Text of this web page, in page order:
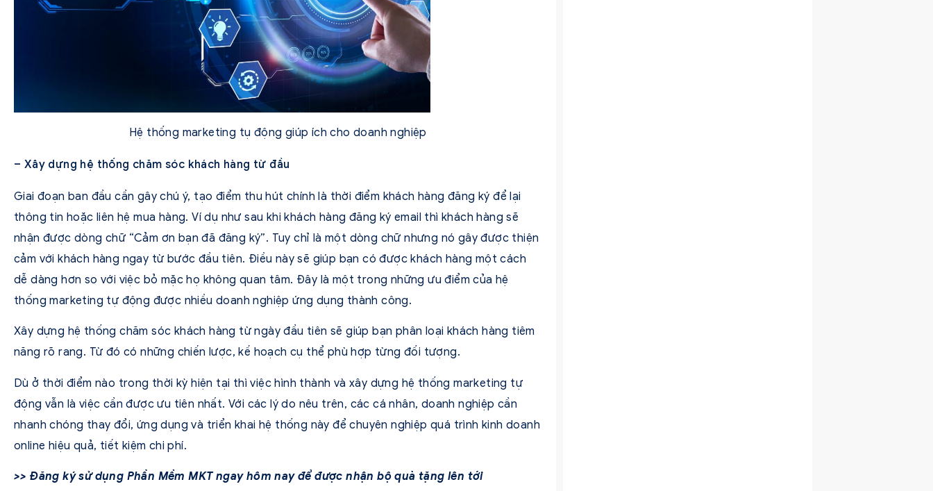
Hệ thống marketing tụ động giúp ích cho doanh nghiệp
– Xây dựng hệ thống chăm sóc khách hàng từ đầu
Giai đoạn ban đầu cần gây chú ý, tạo điểm thu hút chính là thời điểm khách hàng đăng ký để lại
thông tin hoặc liên hệ mua hàng. Ví dụ như sau khi khách hàng đăng ký email thì khách hàng sẽ
nhận được dòng chữ “Cảm ơn bạn đã đăng ký”. Tuy chỉ là một dòng chữ nhưng nó gây được thiện
cảm với khách hàng ngay từ bước đầu tiên. Điều này sẽ giúp bạn có được khách hàng một cách
dễ dàng hơn so với việc bỏ mặc họ không quan tâm. Đây là một trong những ưu điểm của hệ
thống marketing tự động được nhiều doanh nghiệp ứng dụng thành công.
Xây dựng hệ thống chăm sóc khách hàng từ ngày đầu tiên sẽ giúp bạn phân loại khách hàng tiêm
năng rõ rang. Từ đó có những chiến lược, kế hoạch cụ thể phù hợp từng đối tượng.
Dù ở thời điểm nào trong thời kỳ hiện tại thì việc hình thành và xây dựng hệ thống marketing tự
động vẫn là việc cần được ưu tiên nhất. Với các lý do nêu trên, các cá nhân, doanh nghiệp cần
nhanh chóng thay đổi, ứng dụng và triển khai hệ thống này để chuyên nghiệp quá trình kinh doanh
online hiệu quả, tiết kiệm chi phí.
>> Đăng ký sử dụng Phần Mềm MKT ngay hôm nay để được nhận bộ quà tặng lên tới